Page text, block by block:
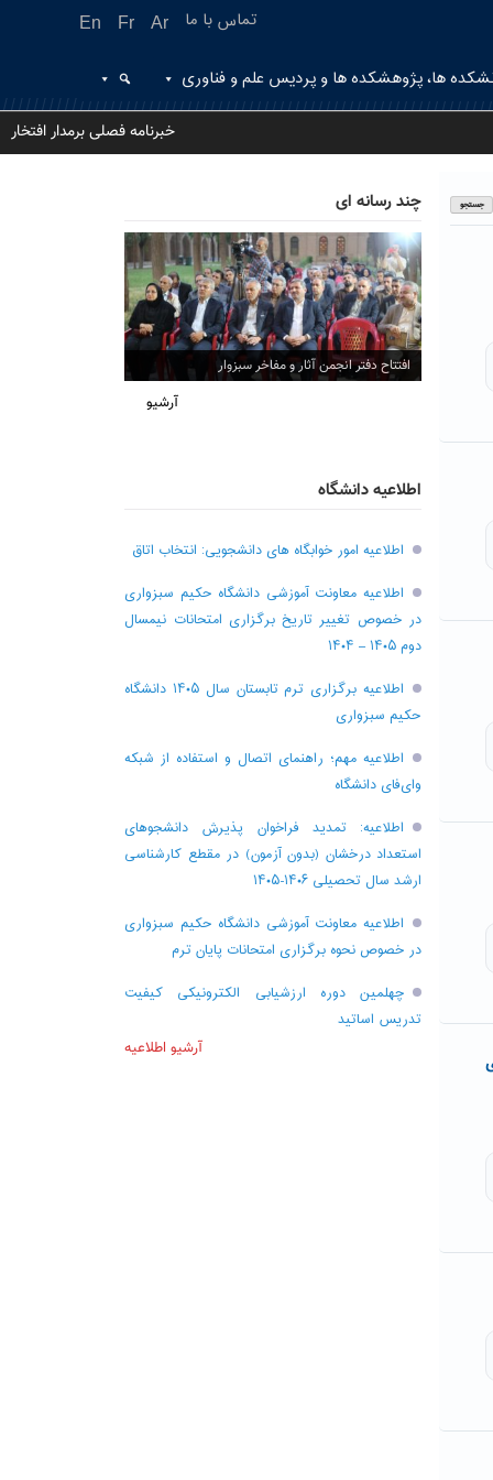
En Fr Ar تماس با ما
ها، پژوهشکده ها و پردیس علم و فناوری
خبرنامه فصلی برمدار افتخار
چند رسانه ای
افتتاح دفتر انجمن آثار و مفاخر سبزوار
آرشیو
اطلاعیه دانشگاه
اطلاعیه امور خوابگاه های دانشجویی: انتخاب اتاق
اطلاعیه معاونت آموزشی دانشگاه حکیم سبزواری
در خصوص تغییر تاریخ برگزاری امتحانات نیمسال
دوم ۱۴۰۵ – ۱۴۰۴
اطلاعیه برگزاری ترم تابستان سال ۱۴۰۵ دانشگاه
حکیم سبزواری
اطلاعیه مهم؛ راهنمای اتصال و استفاده از شبکه
وای‌فای دانشگاه
اطلاعیه: تمدید فراخوان پذیرش دانشجو‌های
استعداد درخشان (بدون آزمون) در مقطع کارشناسی
ارشد سال تحصیلی ۱۴۰۶-۱۴۰۵
اطلاعیه معاونت آموزشی دانشگاه حکیم سبزواری
در خصوص نحوه برگزاری امتحانات پایان ترم
چهلمین دوره ارزشیابی الکترونیکی کیفیت
تدریس اساتید
آرشیو اطلاعیه